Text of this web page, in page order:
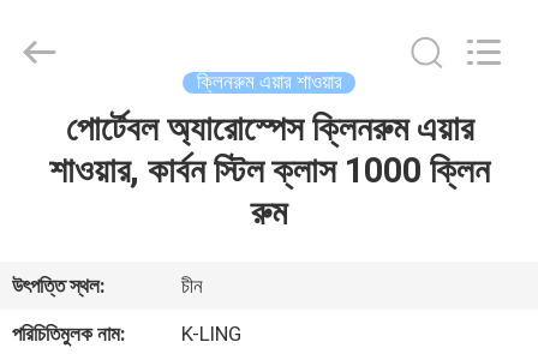
আমাদের
সম্বন্ধে
Technology
Company.
ক্লিনরুম এয়ার শাওয়ার
পোর্টেবল অ্যারোস্পেস ক্লিনরুম এয়ার
শাওয়ার, কার্বন স্টিল ক্লাস 1000 ক্লিন
রুম
উৎপত্তি স্থল:
চীন
পরিচিতিমুলক নাম:
K-LING